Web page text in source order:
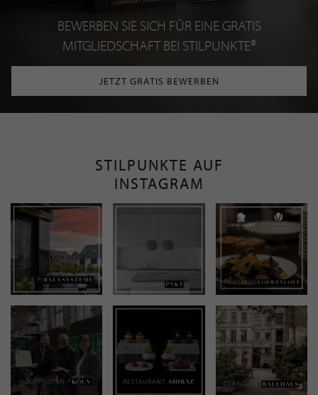
BEWERBEN SIE SICH FÜR EINE GRATIS
MITGLIEDSCHAFT BEI STILPUNKTE®
JETZT GRATIS BEWERBEN
STILPUNKTE AUF
INSTAGRAM